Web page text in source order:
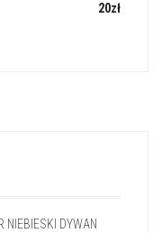
20zł
NIEBIESKI DYWAN